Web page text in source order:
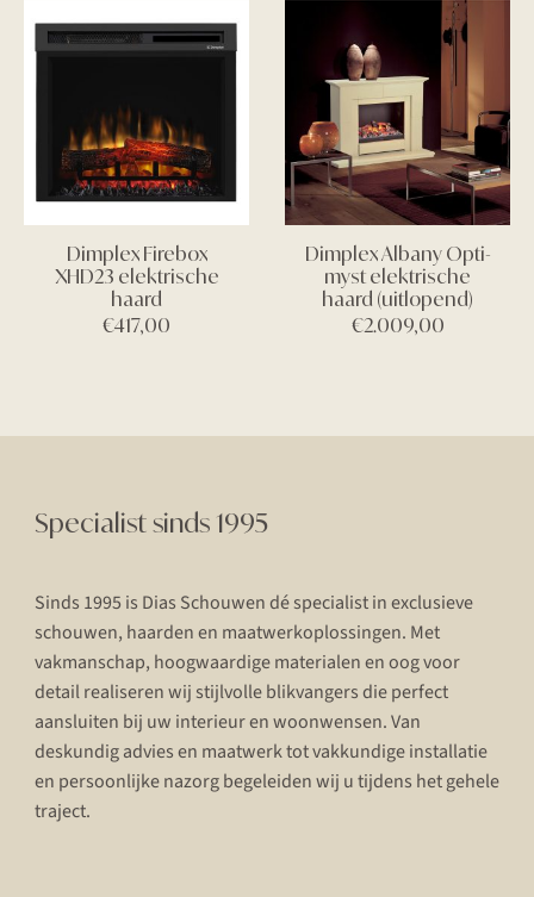
Dimplex Firebox
XHD23 elektrische
haard
€417,00
Dimplex Albany Opti-
myst elektrische
haard (uitlopend)
€2.009,00
Specialist sinds 1995
Sinds 1995 is Dias Schouwen dé specialist in exclusieve
schouwen, haarden en maatwerkoplossingen. Met
vakmanschap, hoogwaardige materialen en oog voor
detail realiseren wij stijlvolle blikvangers die perfect
aansluiten bij uw interieur en woonwensen. Van
deskundig advies en maatwerk tot vakkundige installatie
en persoonlijke nazorg begeleiden wij u tijdens het gehele
traject.